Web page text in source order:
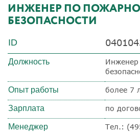
ИНЖЕНЕР ПО
БЕЗОПАСНОСТИ
ID
Должность
Опыт работы более 7
Зарплата по
Менеджер Тел.: